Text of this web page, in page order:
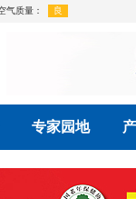
专家园地